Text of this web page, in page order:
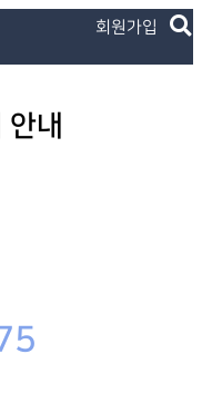
회원가입
내